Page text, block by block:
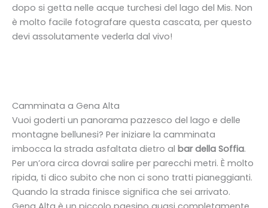
dopo si getta nelle acque turchesi del lago del Mis. Non
è molto facile fotografare questa cascata, per questo
devi assolutamente vederla dal vivo!
Camminata a Gena Alta
Vuoi goderti un panorama pazzesco del lago e delle
montagne bellunesi? Per iniziare la camminata
imbocca la strada asfaltata dietro al bar della Soffia.
Per un’ora circa dovrai salire per parecchi metri. È molto
ripida, ti dico subito che non ci sono tratti pianeggianti.
Quando la strada finisce significa che sei arrivato.